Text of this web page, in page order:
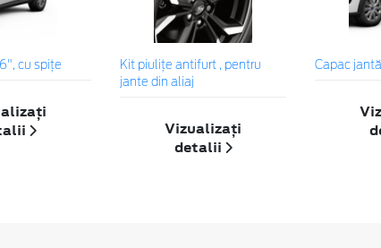
cu spițe
Kit piuliţe antifurt , pentru
jante din aliaj
Vizualizați
detalii
Capac